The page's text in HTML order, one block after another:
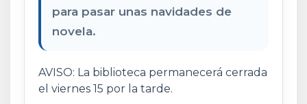
para pasar unas navidades de
novela.
AVISO: La biblioteca permanecerá cerrada
el viernes 15 por la tarde.